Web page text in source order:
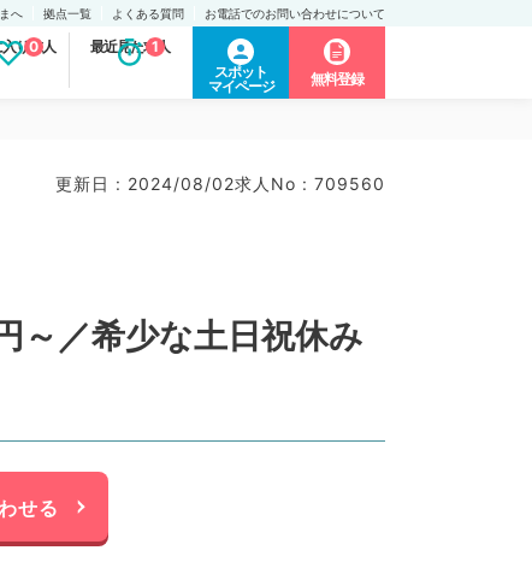
へ 拠点一覧 よくある質問 お電話でのお問い合わせについて
り求人
0 最近見た求人
1
スポット
マイページ
無料登録
更新日 : 2024/08/02求人No : 709560
～／希少な土日祝休み
せる